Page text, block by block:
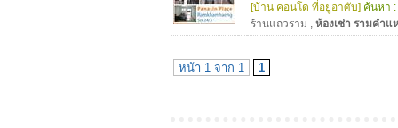
[บ้าน คอนโด ที่อยู่อาศับ] ค้นหา :
ร้านแถวราม , ห้องเช่า รามคําแ
หน้า 1 จาก 1 1